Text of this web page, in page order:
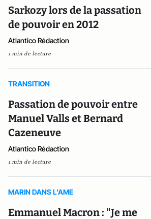
Sarkozy lors de la passation
de pouvoir en 2012
Atlantico Rédaction
1 min de lecture
TRANSITION
Passation de pouvoir entre
Manuel Valls et Bernard
Cazeneuve
Atlantico Rédaction
1 min de lecture
MARIN DANS L'AME
Emmanuel Macron : "Je me